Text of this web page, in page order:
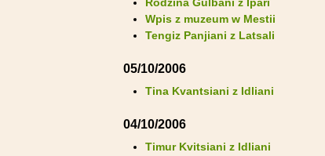
Rodzina Gulbani z Ipari
Wpis z muzeum w Mestii
Tengiz Panjiani z Latsali
05/10/2006
Tina Kvantsiani z Idliani
04/10/2006
Timur Kvitsiani z Idliani